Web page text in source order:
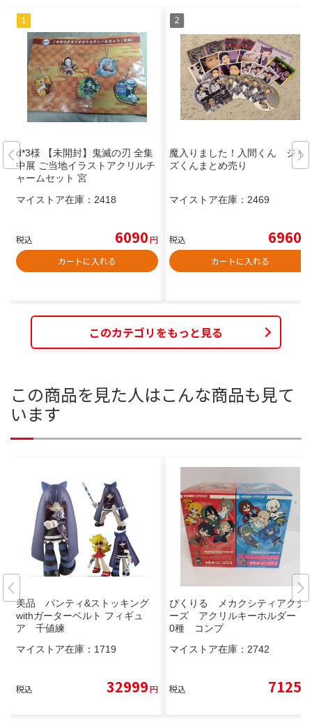
d*3様 【未開封】鬼滅の刃 全集
中展 ご当地イラストアクリルチ
ャームセット 宮
マイストア在庫： 2418
税込 6090円
カートに入れる
魔入りました！入間くん ジャ
ズくんまとめ売り
マイストア在庫： 2469
税込 6960
カートに入れる
このカテゴリをもっと見る
この商品を見た人はこんな商品も見て
います
美品 パンティ&ストッキング
withガーターベルト フィギュ
ア 千値練
マイストア在庫： 1719
税込 32999円
ぴくりる メカクシティアクタ
ーズ アクリルキーホルダー 1
0種 コンプ
マイストア在庫： 2742
税込 7125